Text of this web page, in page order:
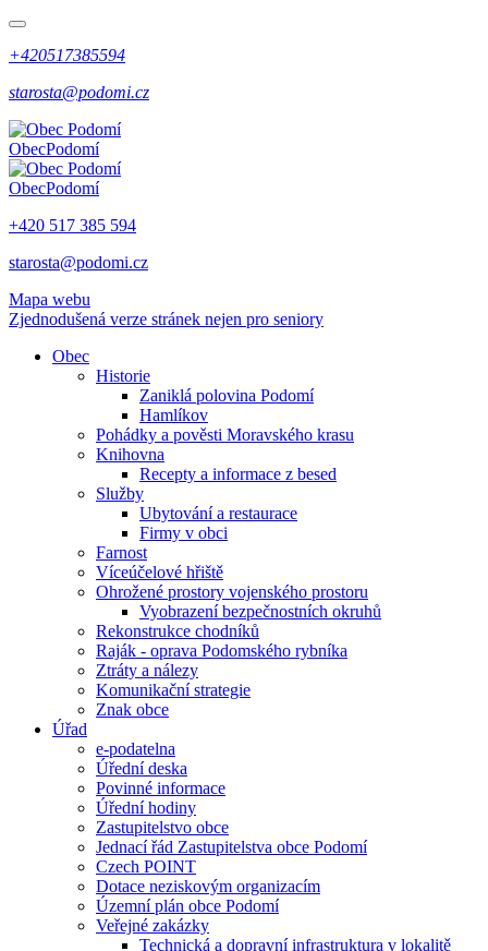
+420517385594
starosta@podomi.cz
ObecPodomí
ObecPodomí
+420 517 385 594
starosta@podomi.cz
Mapa webu
Zjednodušená verze stránek nejen pro seniory
Obec
Historie
Zaniklá polovina Podomí
Hamlíkov
Pohádky a pověsti Moravského krasu
Knihovna
Recepty a informace z besed
Služby
Ubytování a restaurace
Firmy v obci
Farnost
Víceúčelové hřiště
Ohrožené prostory vojenského prostoru
Vyobrazení bezpečnostních okruhů
Rekonstrukce chodníků
Raják - oprava Podomského rybníka
Ztráty a nálezy
Komunikační strategie
Znak obce
Úřad
e-podatelna
Úřední deska
Povinné informace
Úřední hodiny
Zastupitelstvo obce
Jednací řád Zastupitelstva obce Podomí
Czech POINT
Dotace neziskovým organizacím
Územní plán obce Podomí
Veřejné zakázky
Technická a dopravní infrastruktura v lokalitě